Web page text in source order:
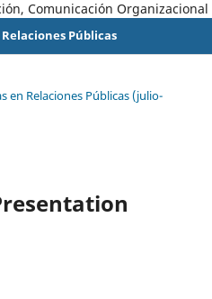
Comunicación Organizacional
Públicas
en Relaciones Públicas (julio-